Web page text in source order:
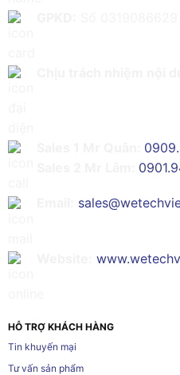
HỖ TRỢ KHÁCH HÀNG
Tin khuyến mại
Tư vấn sản phẩm